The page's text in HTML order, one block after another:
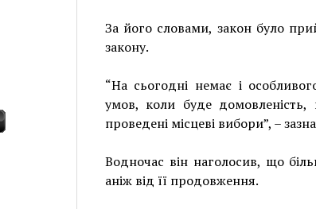
За його словами, закон було
закону.
“На сьогодні немає і
умов, коли буде домовленість,
проведені місцеві вибори”, –
Водночас він наголосив, що
аніж від її продовження.